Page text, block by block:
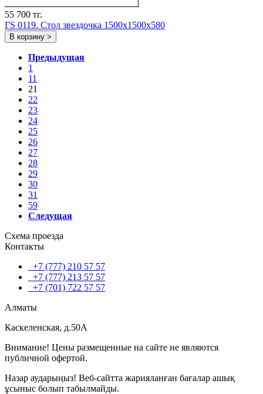
55 700 тг.
ГS 0119. Стол звездочка 1500x1500x580
В корзину >
Предыдущая
1
11
21
22
23
24
25
26
27
28
29
30
31
59
Следущая
Схема проезда
Контакты
+7 (777) 210 57 57
+7 (777) 213 57 57
+7 (701) 722 57 57
Алматы
Каскеленская, д.50А
Внимание! Цены размещенные на сайте не являются
публичной офертой.
Назар аударыңыз! Веб-сайтта жарияланған бағалар ашық
ұсыныс болып табылмайды.